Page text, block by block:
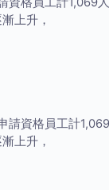
上升，
請資格員工計
上升，